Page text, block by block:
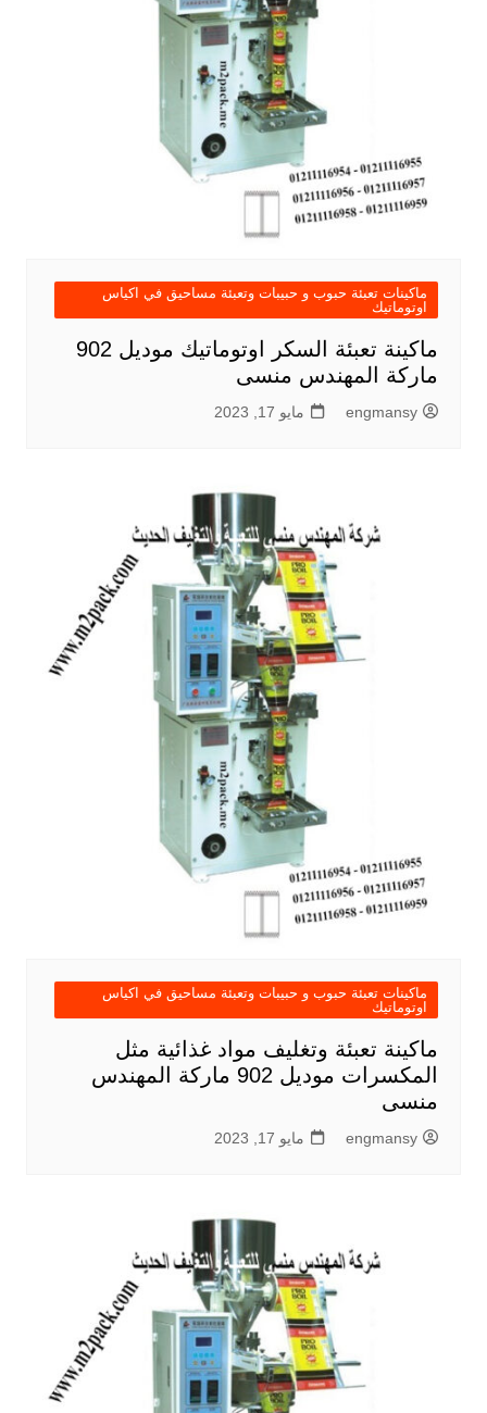
ماكينات تعبئة حبوب و حبيبات وتعبئة مساحيق في اكياس
اوتوماتيك
ماكينة تعبئة السكر اوتوماتيك موديل 902
ماركة المهندس منسى
engmansy مايو 17, 2023
ماكينات تعبئة حبوب و حبيبات وتعبئة مساحيق في اكياس
اوتوماتيك
ماكينة تعبئة وتغليف مواد غذائية مثل
المكسرات موديل 902 ماركة المهندس
منسى
engmansy مايو 17, 2023